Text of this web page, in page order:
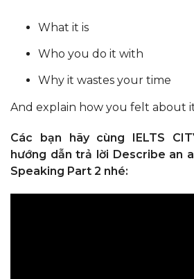
What it is
Who you do it with
Why it wastes your time
And explain how you felt about
Các bạn hãy cùng IELTS
hướng dẫn trả lời Describe an
Speaking Part 2 nhé: